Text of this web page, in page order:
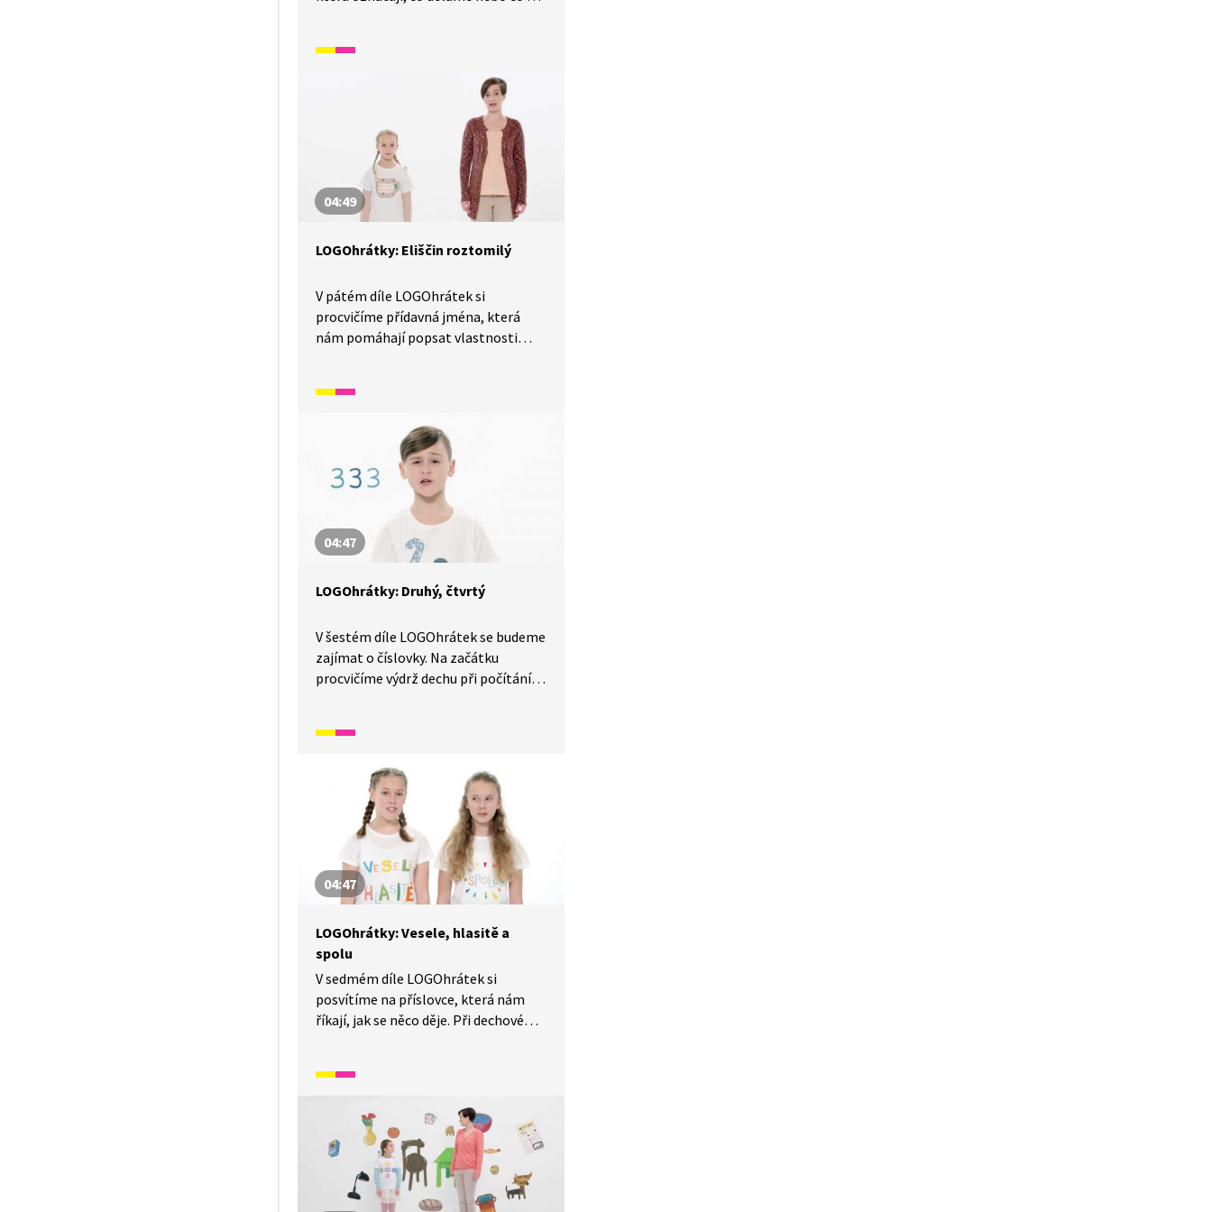
a také procvičíme koordinaci pohybů
ruky a oka. A pak slovesa zapojíme
při vyprávění příběhu nebo při popisu
obrázků dopravních prostředků.
04:49
LOGOhrátky: Eliščin roztomilý
V pátém díle LOGOhrátek si
procvičíme přídavná jména, která
nám pomáhají popsat vlastnosti
chodit po čáře. Budeme hledat
označující jejich barvu. A na závěr
budeme zkoušet stupňovaní
přídavných jmen.
04:47
LOGOhrátky: Druhý, čtvrtý
V šestém díle LOGOhrátek se budeme
zajímat o číslovky. Na začátku
procvičíme výdrž dechu při počítání
jednotlivých činností nebo
co znamená gesto s jedničkou,
a na závěr zkusíme ohebnost jazyka
při jazykolamu.
04:47
LOGOhrátky: Vesele, hlasitě a
spolu
V sedmém díle LOGOhrátek si
posvítíme na příslovce, která nám
říkají, jak se něco děje. Při dechovém
o potlesku a vyzkoušíme si jeho
A na závěr popíšeme obrázek podle
otázek.